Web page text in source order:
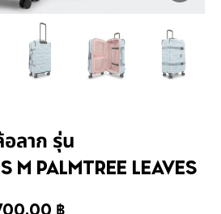
อลาก รุ่น
M PALMTREE LEAVES